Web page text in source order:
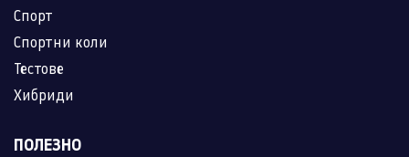
Спорт
Спортни коли
Тестове
Хибриди
ПОЛЕЗНО